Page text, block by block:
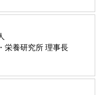
栄養研究所 理事長